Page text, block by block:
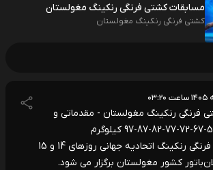
مسابقات کشتی فرنگی رنکینگ مغولستان
کشتی فرنگی رنکینگ مغولستان
فرنگی رنکینگ مغولستان - مقدماتی و
* رقابت های کشتی فرنگی رنکینگ اتحادیه جهانی روزهای 14 و 15
کشور مغولستان برگزار می شود.